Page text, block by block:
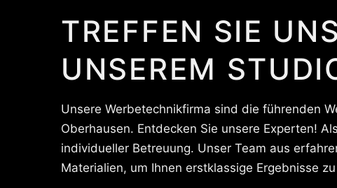
TREFFEN SIE
UNSEREM
Unsere Werbetechnikfirma sind die führenden
Oberhausen. Entdecken Sie unsere Experten!
individueller Betreuung. Unser Team aus
Materialien, um Ihnen erstklassige Ergebnisse